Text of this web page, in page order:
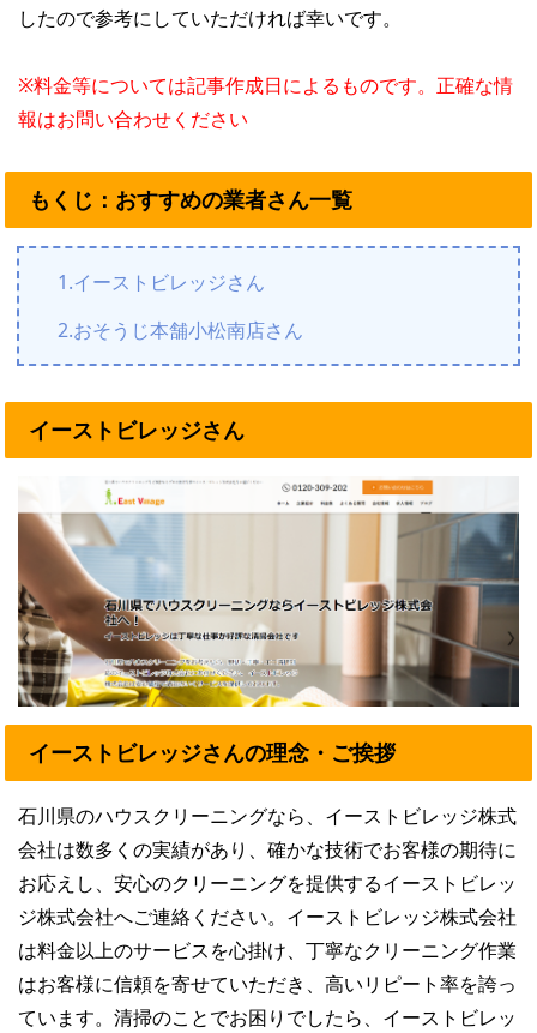
したので参考にしていただければ幸いです。
※料金等については記事作成日によるものです。正確な情
報はお問い合わせください
もくじ：おすすめの業者さん一覧
1.イーストビレッジさん
2.おそうじ本舗小松南店さん
イーストビレッジさん
イーストビレッジさんの理念・ご挨拶
石川県のハウスクリーニングなら、イーストビレッジ株式
会社は数多くの実績があり、確かな技術でお客様の期待に
お応えし、安心のクリーニングを提供するイーストビレッ
ジ株式会社へご連絡ください。イーストビレッジ株式会社
は料金以上のサービスを心掛け、丁寧なクリーニング作業
はお客様に信頼を寄せていただき、高いリピート率を誇っ
ています。清掃のことでお困りでしたら、イーストビレッ